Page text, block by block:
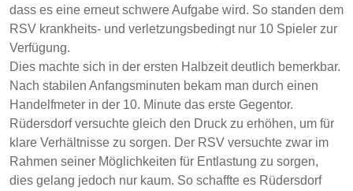
dass es eine erneut schwere Aufgabe wird. So standen dem
RSV krankheits- und verletzungsbedingt nur 10 Spieler zur
Verfügung.
Dies machte sich in der ersten Halbzeit deutlich bemerkbar.
Nach stabilen Anfangsminuten bekam man durch einen
Handelfmeter in der 10. Minute das erste Gegentor.
Rüdersdorf versuchte gleich den Druck zu erhöhen, um für
klare Verhältnisse zu sorgen. Der RSV versuchte zwar im
Rahmen seiner Möglichkeiten für Entlastung zu sorgen,
dies gelang jedoch nur kaum. So schaffte es Rüdersdorf